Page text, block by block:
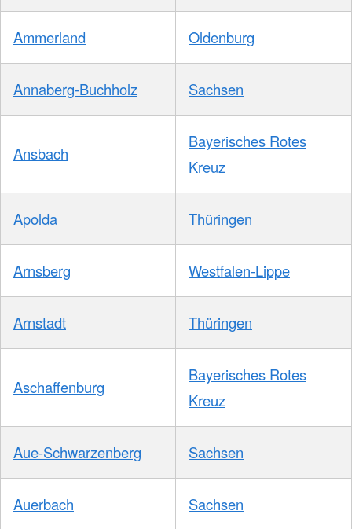
Ammerland Oldenburg
Annaberg-Buchholz Sachsen
Ansbach
Bayerisches Rotes
Kreuz
Apolda Thüringen
Arnsberg Westfalen-Lippe
Arnstadt Thüringen
Aschaffenburg
Bayerisches Rotes
Kreuz
Aue-Schwarzenberg Sachsen
Auerbach Sachsen